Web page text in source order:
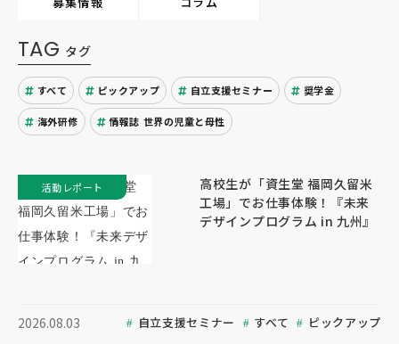
TAG タグ
すべて ピックアップ 自立支援セミナー 奨学金
海外研修 情報誌 世界の児童と母性
高校生が「資生堂 福岡久留米
工場」でお仕事体験！『未来
デザインプログラム in 九州』
2026.08.03 自立支援セミナー すべて ピックアップ
活動レポート